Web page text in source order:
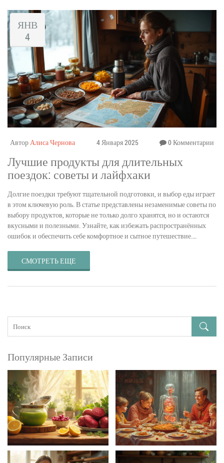
ЯНВ
4
АвторАлиса Чернова 4 Января 2025 0 Комментарии
Лучшие продукты для длительных
поездок: советы и лайфхаки
Долгие поездки требуют тщательной подготовки, и выбор еды играет
в этом ключевую роль. В статье представлены незаменимые советы по
выбору продуктов, которые не только долго хранятся, но и остаются
вкусными и полезными. Узнайте, как избежать распространённых
ошибок и обеспечить себе комфортное и сытное путешествие.
также даны полезные рецепты и рекомендации по упаковке.
СМОТРЕТЬ ЕЩЕ
Популярные Записи